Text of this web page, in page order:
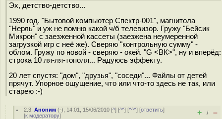
Эх, детство-детство...
1990 год. "Бытовой компьютер Спектр-001", магнитола
"Нерль" и уж не помню какой ч/б телевизор. Гружу "Бейсик
Микрон" с заезженной кассеты (заезжена неумеренной
загрузкой игр с неё же). Сверяю "контрольную сумму" -
облом. Гружу по новой - сверяю - окей. "G <ВК>", ну и вперёд:
строка 10 ля-ля-тополя... Радуюсь эффекту.
20 лет спустя: "дом", "друзья", "соседи"... Файлы от детей
прячут. Упорное ощущение, что или что-то здесь не так, или
старею :-)
2.3 ,Аноним (-), 14:01, 15/06/2010 [^] [^^] [^^^] [ответить]
[к модератору] + / –